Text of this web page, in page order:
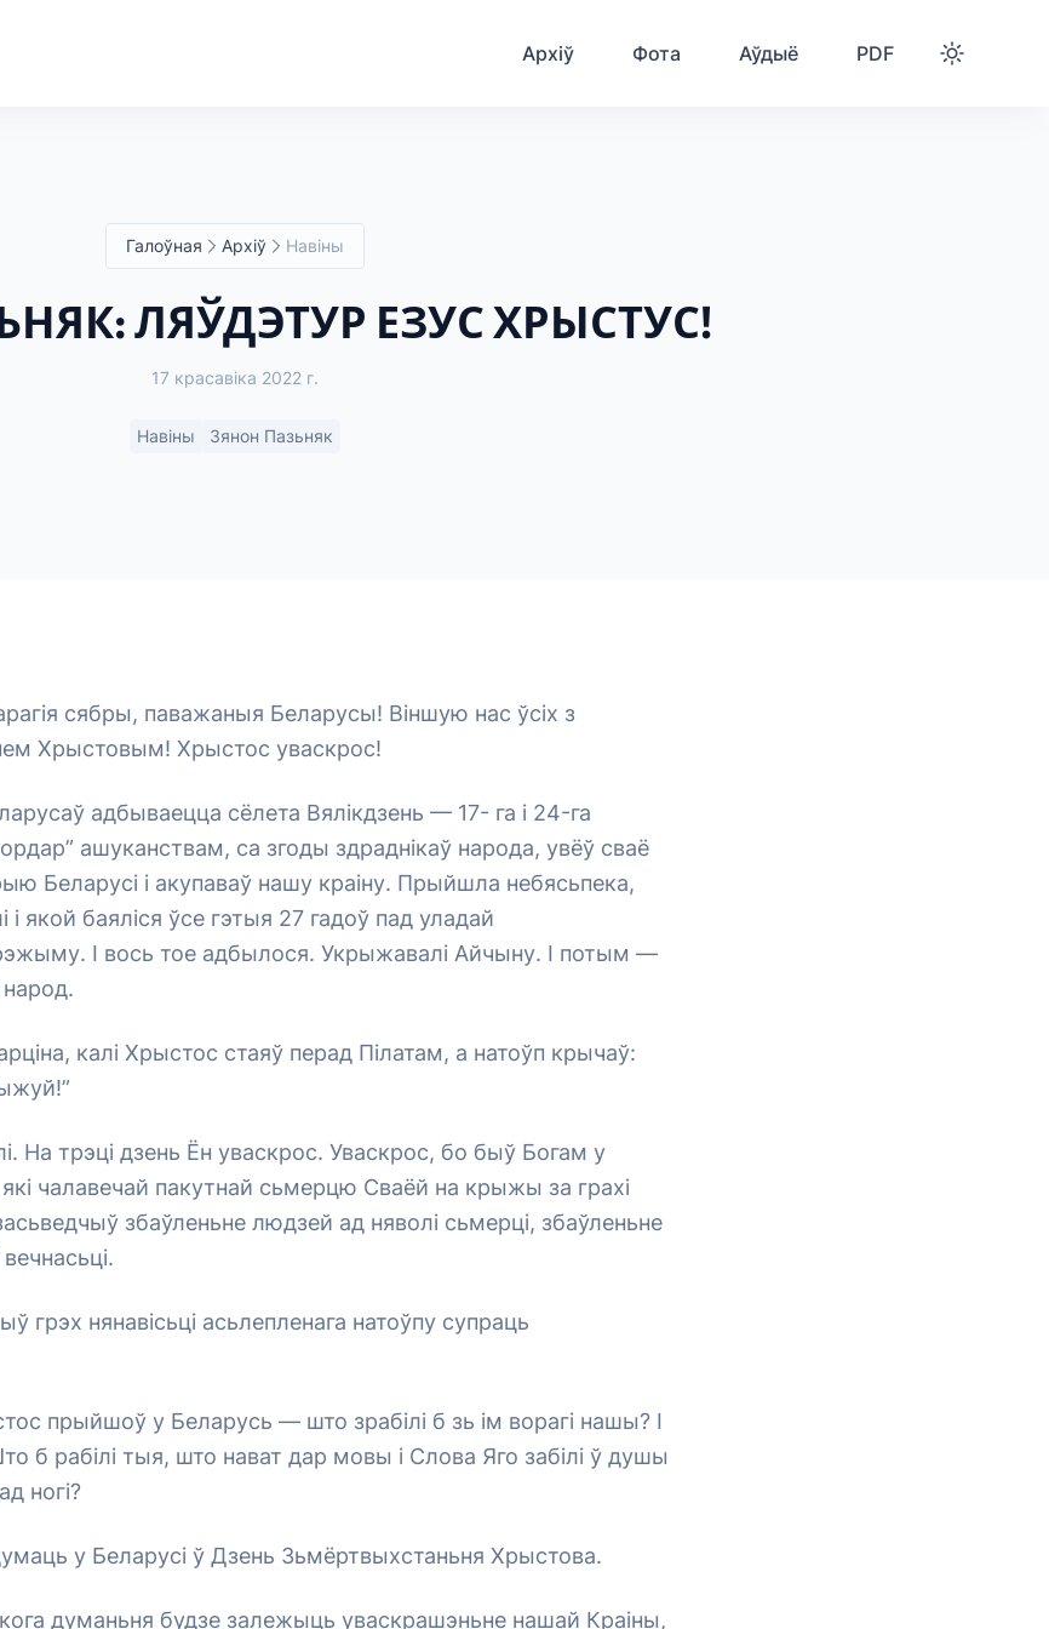
Архіў Фота Аўдыё PDF
Галоўная Архіў Навіны
ЛЯЎДЭТУР ЕЗУС ХРЫСТУС!
17 красавіка 2022 г.
Навіны Зянон Пазьняк
сябры, паважаныя Беларусы! Віншую нас ўсіх з
Хрыстовым! Хрыстос уваскрос!
адбываецца сёлета Вялікдзень — 17- га і 24-га
ашуканствам, са згоды здраднікаў народа, увёў сваё
Беларусі і акупаваў нашу краіну. Прыйшла небясьпека,
якой баяліся ўсе гэтыя 27 гадоў пад уладай
І вось тое адбылося. Укрыжавалі Айчыну. І потым —
народ.
калі Хрыстос стаяў перад Пілатам, а натоўп крычаў:
На трэці дзень Ён уваскрос. Уваскрос, бо быў Богам у
чалавечай пакутнай сьмерцю Сваёй на крыжы за грахі
збаўленьне людзей ад няволі сьмерці, збаўленьне
грэх нянавісьці асьлепленага натоўпу супраць
прыйшоў у Беларусь — што зрабілі б зь ім ворагі нашы? І
б рабілі тыя, што нават дар мовы і Слова Яго забілі ў душы
ногі?
у Беларусі ў Дзень Зьмёртвыхстаньня Хрыстова.
думаньня будзе залежыць уваскрашэньне нашай Краіны,